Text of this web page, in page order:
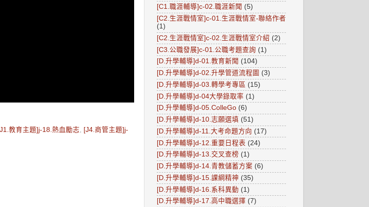
教育主題]j-18.熱血勵志
[J4.商管主題]j-
[C1.職涯輔導]c-02.職涯新聞 (5)
[C2.生涯戰情室]c-01.生涯戰情室-聯絡作者
(1)
[C2.生涯戰情室]c-02.生涯戰情室介紹 (2)
[C3.公職發展]c-01.公職考題查詢 (1)
[D.升學輔導]d-01.教育新聞 (104)
[D.升學輔導]d-02.升學管道流程圖 (3)
[D.升學輔導]d-03.轉學考專區 (15)
[D.升學輔導]d-04大學錄取率 (1)
[D.升學輔導]d-05.ColleGo (6)
[D.升學輔導]d-10.志願選填 (51)
[D.升學輔導]d-11.大考命題方向 (17)
[D.升學輔導]d-12.重要日程表 (24)
[D.升學輔導]d-13.交叉查榜 (1)
[D.升學輔導]d-14.青教儲蓄方案 (6)
[D.升學輔導]d-15.課綱精神 (35)
[D.升學輔導]d-16.系科異動 (1)
[D.升學輔導]d-17.高中職選擇 (7)